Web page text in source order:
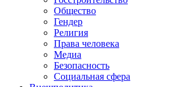
Общество
Гендер
Религия
Права человека
Медиа
Безопасность
Социальная сфера